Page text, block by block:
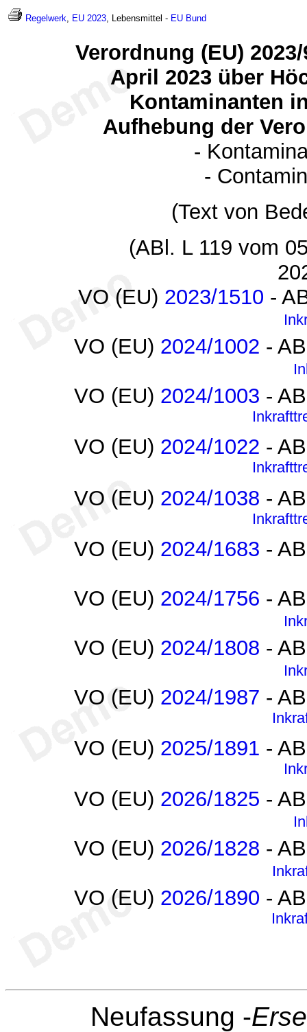
Regelwerk, EU 2023, Lebensmittel - EU Bund
Verordnung (EU)
April 2023 über
Kontaminanten
Aufhebung der
-
-
(Text von
(ABl. L 119 vom
VO (EU) 2023/1510 -
VO (EU) 2024/1002 -
VO (EU) 2024/1003 -
VO (EU) 2024/1022 -
VO (EU) 2024/1038 -
VO (EU) 2024/1683 -
VO (EU) 2024/1756 -
VO (EU) 2024/1808 -
VO (EU) 2024/1987 -
VO (EU) 2025/1891 -
VO (EU) 2026/1825 -
VO (EU) 2026/1828 -
VO (EU) 2026/1890 -
Neufassung -